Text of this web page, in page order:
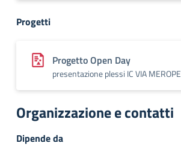
Progetti
Progetto Open Day
presentazione plessi IC VIA MEROPE
Organizzazione e contatti
Dipende da